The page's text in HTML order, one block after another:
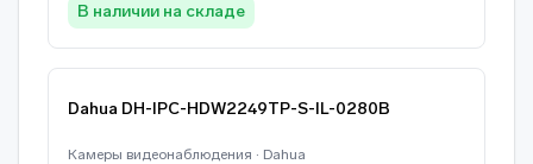
В наличии на складе
Dahua DH-IPC-HDW2249TP-S-IL-0280B
Камеры видеонаблюдения · Dahua